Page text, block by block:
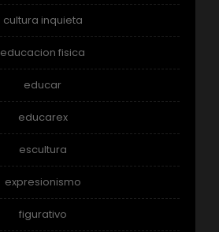
cultura inquieta
educacion fisica
educar
educarex
escultura
expresionismo
figurativo